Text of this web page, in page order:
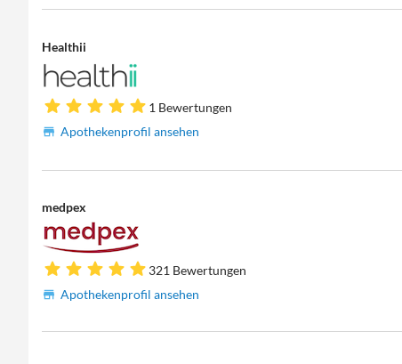
Healthii
1 Bewertungen
Apothekenprofil ansehen
medpex
321 Bewertungen
Apothekenprofil ansehen